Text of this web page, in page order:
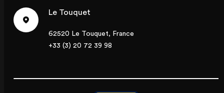
Le Touquet
62520 Le Touquet, France
+33 (3) 20 72 39 98